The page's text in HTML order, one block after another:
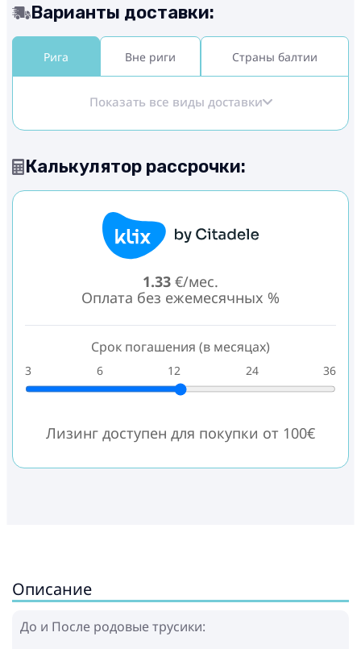
Варианты доставки:
Рига Вне риги Страны балтии
Показать все виды доставки
Калькулятор рассрочки:
1.33 €/мес.
Оплата без ежемесячных %
Срок погашения (в месяцах)
3 6 12 24 36
Лизинг доступен для покупки от 100€
Описание
До и После родовые трусики: